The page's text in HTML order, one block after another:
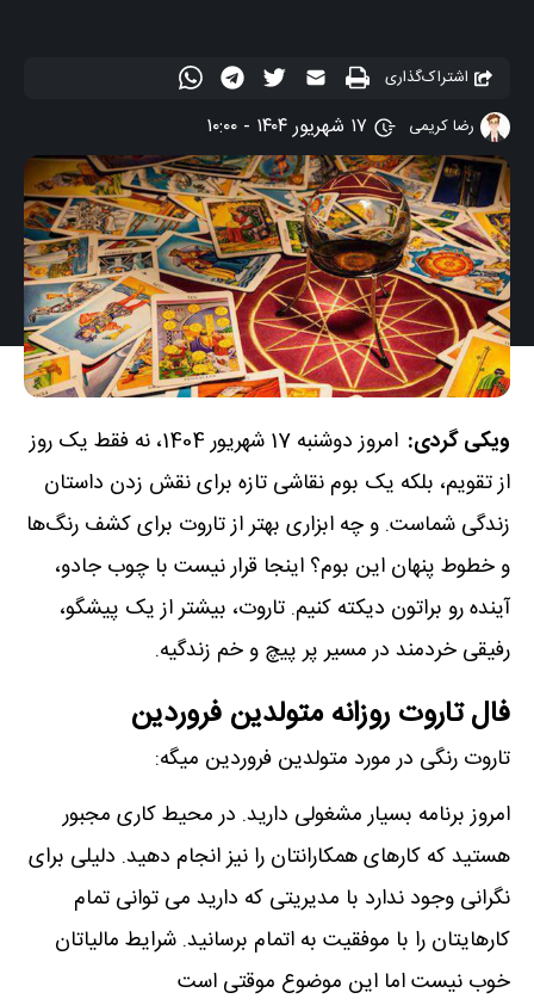
اشتراک‌گذاری
رضا کریمی
۱۷ شهریور ۱۴۰۴ - ۱۰:۰۰
ویکی گردی:
امروز دوشنبه 17 شهریور 1404، نه فقط یک روز
از تقویم، بلکه یک بوم نقاشی تازه برای نقش زدن داستان
زندگی شماست. و چه ابزاری بهتر از تاروت برای کشف رنگ‌ها
و خطوط پنهان این بوم؟ اینجا قرار نیست با چوب جادو،
آینده رو براتون دیکته کنیم. تاروت، بیشتر از یک پیشگو،
رفیقی خردمند در مسیر پر پیچ و خم زندگیه.
فال تاروت روزانه متولدین فروردین
تاروت رنگی در مورد متولدین فروردین میگه:
امروز برنامه بسیار مشغولی دارید. در محیط کاری مجبور
هستید که کارهای همکارانتان را نیز انجام دهید. دلیلی برای
نگرانی وجود ندارد با مدیریتی که دارید می توانی تمام
کارهایتان را با موفقیت به اتمام برسانید. شرایط مالیاتان
خوب نیست اما این موضوع موقتی است